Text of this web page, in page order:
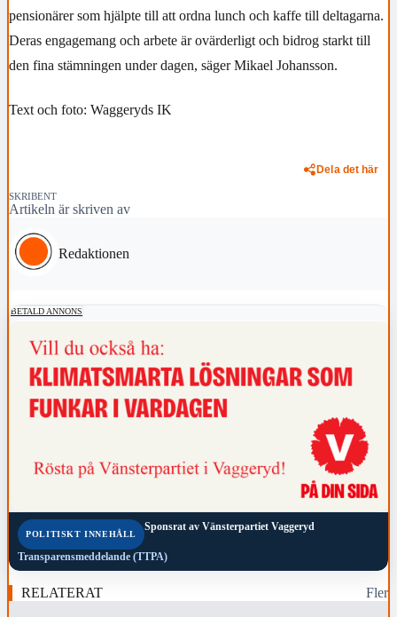
pensionärer som hjälpte till att ordna lunch och kaffe till deltagarna.
Deras engagemang och arbete är ovärderligt och bidrog starkt till
den fina stämningen under dagen, säger Mikael Johansson.
Text och foto: Waggeryds IK
Dela det här
SKRIBENT
Artikeln är skriven av
Redaktionen
BETALD ANNONS
POLITISKT INNEHÅLL
Sponsrat av Vänsterpartiet Vaggeryd
Transparensmeddelande (TTPA)
RELATERAT Fler